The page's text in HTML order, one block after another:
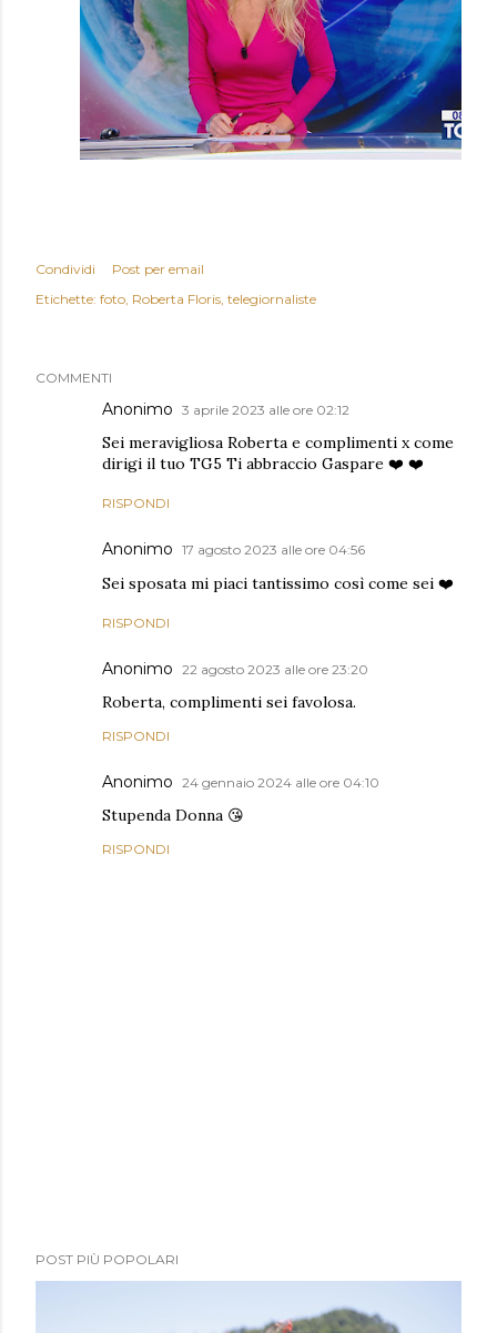
Condividi
Post per email
Etichette: foto Roberta Floris telegiornaliste
COMMENTI
Anonimo 3 aprile 2023 alle ore 02:12
Sei meravigliosa Roberta e complimenti x come
dirigi il tuo TG5 Ti abbraccio Gaspare ❤️ ❤️
RISPONDI
Anonimo 17 agosto 2023 alle ore 04:56
Sei sposata mi piaci tantissimo così come sei ❤️
RISPONDI
Anonimo 22 agosto 2023 alle ore 23:20
Roberta, complimenti sei favolosa.
RISPONDI
Anonimo 24 gennaio 2024 alle ore 04:10
Stupenda Donna 😘
RISPONDI
o
POST PIÙ POPOLARI